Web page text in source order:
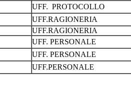
UFF. PROTOCOLLO
UFF.RAGIONERIA
UFF.RAGIONERIA
UFF. PERSONALE
UFF. PERSONALE
UFF.PERSONALE